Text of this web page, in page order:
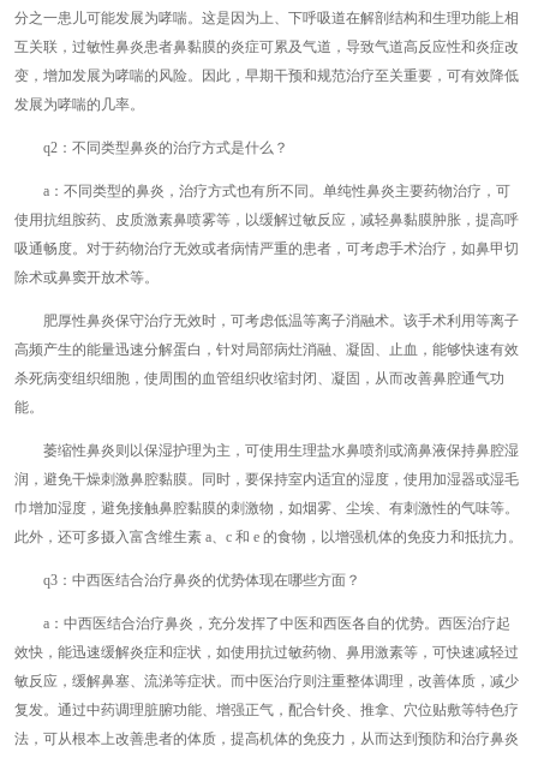
分之一患儿可能发展为哮喘。这是因为上、下呼吸道在解剖结构和生理功能上相
互关联，过敏性鼻炎患者鼻黏膜的炎症可累及气道，导致气道高反应性和炎症改
变，增加发展为哮喘的风险。因此，早期干预和规范治疗至关重要，可有效降低
发展为哮喘的几率。
q2：不同类型鼻炎的治疗方式是什么？
a：不同类型的鼻炎，治疗方式也有所不同。单纯性鼻炎主要药物治疗，可
使用抗组胺药、皮质激素鼻喷雾等，以缓解过敏反应，减轻鼻黏膜肿胀，提高呼
吸通畅度。对于药物治疗无效或者病情严重的患者，可考虑手术治疗，如鼻甲切
除术或鼻窦开放术等。
肥厚性鼻炎保守治疗无效时，可考虑低温等离子消融术。该手术利用等离子
高频产生的能量迅速分解蛋白，针对局部病灶消融、凝固、止血，能够快速有效
杀死病变组织细胞，使周围的血管组织收缩封闭、凝固，从而改善鼻腔通气功
能。
萎缩性鼻炎则以保湿护理为主，可使用生理盐水鼻喷剂或滴鼻液保持鼻腔湿
润，避免干燥刺激鼻腔黏膜。同时，要保持室内适宜的湿度，使用加湿器或湿毛
巾增加湿度，避免接触鼻腔黏膜的刺激物，如烟雾、尘埃、有刺激性的气味等。
此外，还可多摄入富含维生素 a、c 和 e 的食物，以增强机体的免疫力和抵抗力。
q3：中西医结合治疗鼻炎的优势体现在哪些方面？
a：中西医结合治疗鼻炎，充分发挥了中医和西医各自的优势。西医治疗起
效快，能迅速缓解炎症和症状，如使用抗过敏药物、鼻用激素等，可快速减轻过
敏反应，缓解鼻塞、流涕等症状。而中医治疗则注重整体调理，改善体质，减少
复发。通过中药调理脏腑功能、增强正气，配合针灸、推拿、穴位贴敷等特色疗
法，可从根本上改善患者的体质，提高机体的免疫力，从而达到预防和治疗鼻炎